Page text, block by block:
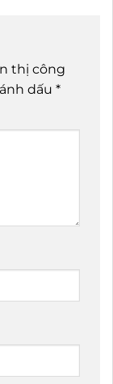
thị công
dấu *